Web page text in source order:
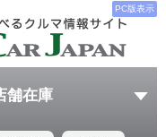
PC版表示
舗在庫